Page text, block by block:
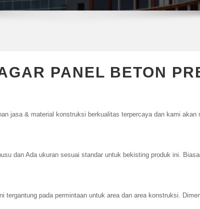
PANEL BETON
jasa & material konstruksi berkualitas terpercaya dan kami akan
dan Ada ukuran sesuai standar untuk bekisting produk ini.
pada permintaan untuk area dan area konstruksi.